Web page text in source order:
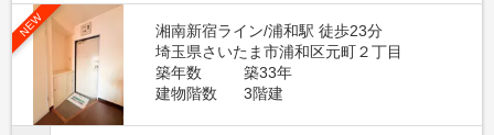
NEW
湘南新宿ライン/浦和駅 徒歩23分
埼玉県さいたま市浦和区元町２丁目
築年数
築33年
建物階数
3階建